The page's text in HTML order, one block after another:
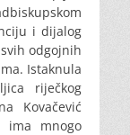
i dijalog
odgojnih
Istaknula
riječkog
Kovačević
ima mnogo